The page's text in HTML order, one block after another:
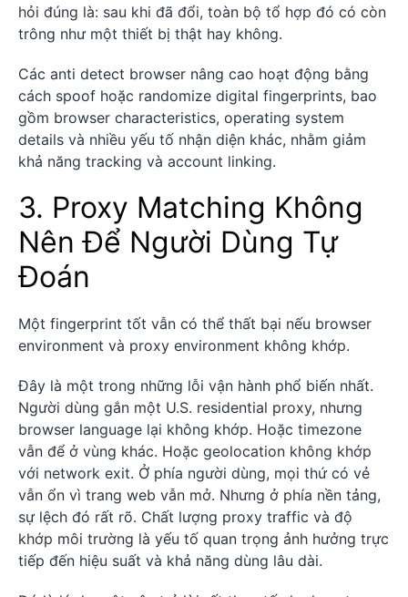
hỏi đúng là: sau khi đã đổi, toàn bộ tổ hợp đó có còn
trông như một thiết bị thật hay không.
Các anti detect browser nâng cao hoạt động bằng
cách spoof hoặc randomize digital fingerprints, bao
gồm browser characteristics, operating system
details và nhiều yếu tố nhận diện khác, nhằm giảm
khả năng tracking và account linking.
3. Proxy Matching Không
Nên Để Người Dùng Tự
Đoán
Một fingerprint tốt vẫn có thể thất bại nếu browser
environment và proxy environment không khớp.
Đây là một trong những lỗi vận hành phổ biến nhất.
Người dùng gắn một U.S. residential proxy, nhưng
browser language lại không khớp. Hoặc timezone
vẫn để ở vùng khác. Hoặc geolocation không khớp
với network exit. Ở phía người dùng, mọi thứ có vẻ
vẫn ổn vì trang web vẫn mở. Nhưng ở phía nền tảng,
sự lệch đó rất rõ. Chất lượng proxy traffic và độ
khớp môi trường là yếu tố quan trọng ảnh hưởng trực
tiếp đến hiệu suất và khả năng dùng lâu dài.